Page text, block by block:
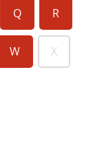
Q R
W X